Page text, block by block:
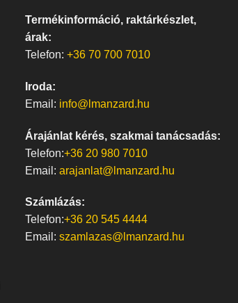
Termékinformáció, raktárkészlet,
árak:
Telefon: +36 70 700 7010
Iroda:
Email: info@lmanzard.hu
Árajánlat kérés, szakmai tanácsadás:
Telefon:+36 20 980 7010
Email: arajanlat@lmanzard.hu
Számlázás:
Telefon:+36 20 545 4444
Email: szamlazas@lmanzard.hu